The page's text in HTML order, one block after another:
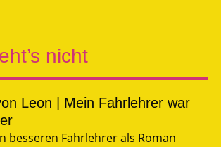
nicht
Leon | Mein Fahrlehrer war
besseren Fahrlehrer als Roman